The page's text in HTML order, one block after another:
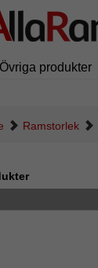
Övriga produkter
Ramstorlek